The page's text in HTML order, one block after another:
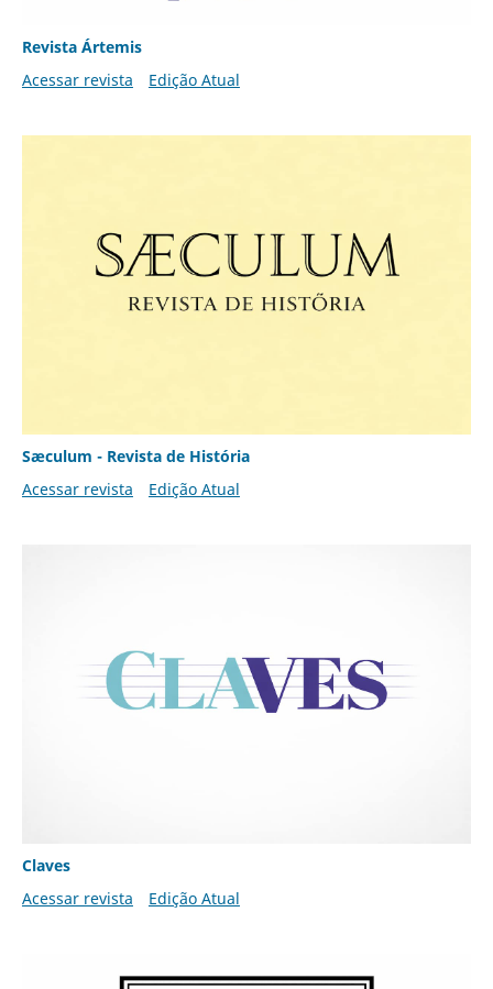
Revista Ártemis
Acessar revista
Edição Atual
Sæculum - Revista de História
Acessar revista
Edição Atual
Claves
Acessar revista
Edição Atual